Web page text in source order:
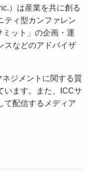
）は産業を共に創る
ティ型カンファレン
ット」の企画・運
スなどのアドバイザ
ジメントに関する質
います。また、ICCサ
て配信するメディア